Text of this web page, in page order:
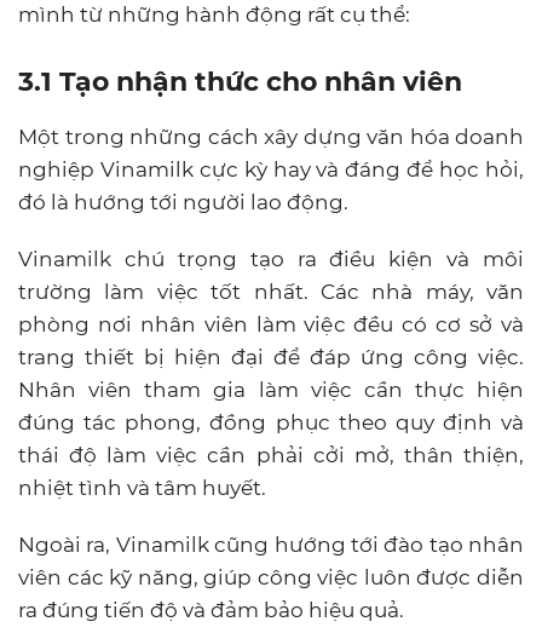
mình từ những hành động rất cụ thể:
3.1 Tạo nhận thức cho nhân viên
Một trong những cách xây dựng văn hóa doanh
nghiệp Vinamilkcực kỳ hay và đáng để học hỏi,
đó là hướng tới người lao động.
Vinamilk chú trọng tạo ra điều kiện và môi
trường làm việc tốt nhất. Các nhà máy, văn
phòng nơi nhân viên làm việc đều có cơ sở và
trang thiết bị hiện đại để đáp ứng công việc.
Nhân viên tham gia làm việc cần thực hiện
đúng tác phong, đồng phục theo quy định và
thái độ làm việc cần phải cởi mở, thân thiện,
nhiệt tình và tâm huyết.
Ngoài ra, Vinamilk cũng hướng tới đào tạo nhân
viên các kỹ năng, giúp công việc luôn được diễn
ra đúng tiến độ và đảm bảo hiệu quả.